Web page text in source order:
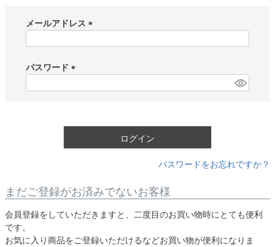
メールアドレス
)
パスワード
ログイン
パスワードをお忘れですか？
まだご登録がお済みでないお客様
会員登録をしていただきますと、二度目のお買い物時にとても便利
です。
お気に入り商品をご登録いただけるなどお買い物が便利になりま